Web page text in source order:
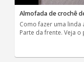
Almofada de crochê
Como fazer uma
Parte da frente. Veja